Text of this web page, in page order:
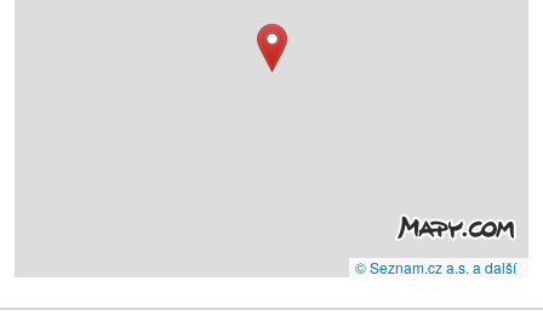
© Seznam.cz a.s. a další